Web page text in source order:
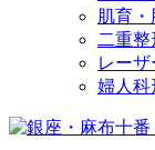
肌育
二重
レーザ
婦人科